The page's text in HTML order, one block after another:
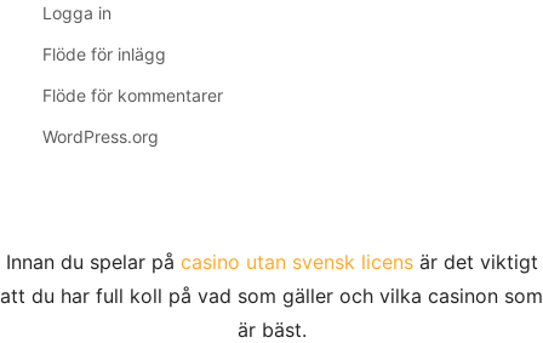
Logga in
Flöde för inlägg
Flöde för kommentarer
WordPress.org
Innan du spelar på casino utan svensk licensär det viktigt
att du har full koll på vad som gäller och vilka casinon som
är bäst.